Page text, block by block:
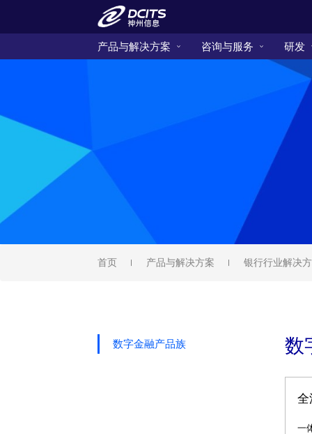
产品与解决方案 咨询与服务 研发
首页 产品与解决方案 银行行业解决
数
全
一
数字金融产品族